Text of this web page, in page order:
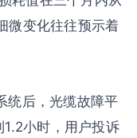
微变化往往预示着
统后，光缆故障平
小时，用户投诉